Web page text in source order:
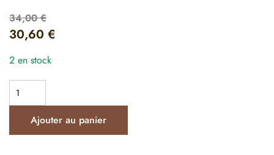
34,00€
30,60 €
2 en stock
Ajouter au panier